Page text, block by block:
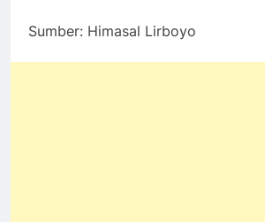
Sumber: Himasal Lirboyo